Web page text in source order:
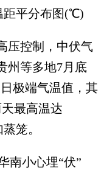
距平分布图(℃)
控制，中伏气
州等多地7月底
极端气温值，其
最高温达
笼。
小心埋“伏”